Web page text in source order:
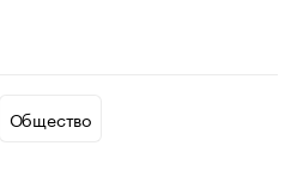
Общество